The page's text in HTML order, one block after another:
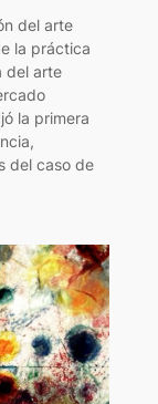
del arte
la práctica
del arte
la primera
del caso de